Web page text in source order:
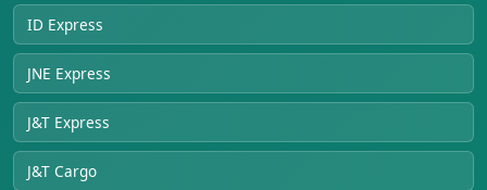
ID Express
JNE Express
J&T Express
J&T Cargo